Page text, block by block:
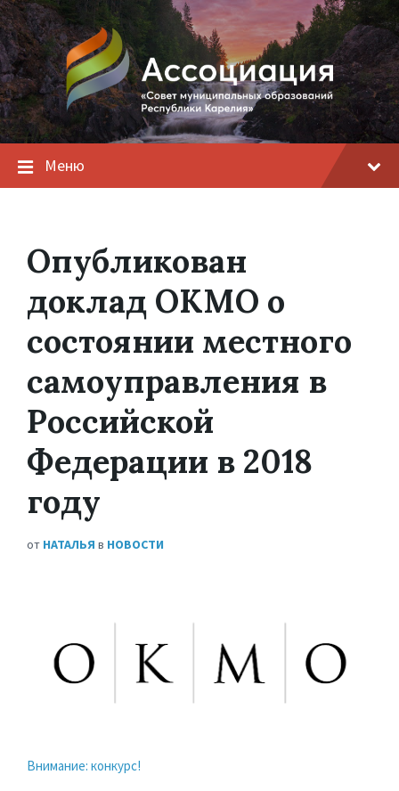
Меню
Опубликован
доклад ОКМО о
состоянии местного
самоуправления в
Российской
Федерации в 2018
году
от НАТАЛЬЯ в НОВОСТИ
Внимание: конкурс!